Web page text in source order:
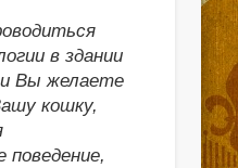
в здании
Вы желаете
кошку,
поведение,